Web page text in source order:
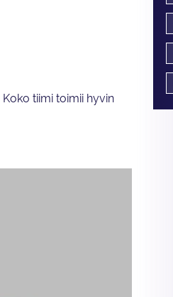
tiimi toimii hyvin